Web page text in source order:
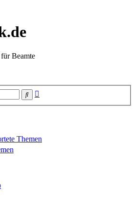
Beamte
Suche
Themen